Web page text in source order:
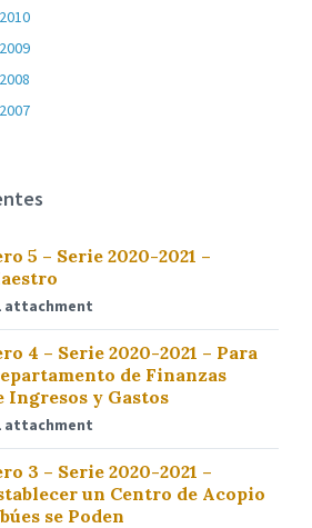
5 – Serie 2020-2021 –
attachment
4 – Serie 2020-2021 – Para
de Finanzas
Ingresos y Gastos
attachment
3 – Serie 2020-2021 –
un Centro de Acopio
se Poden